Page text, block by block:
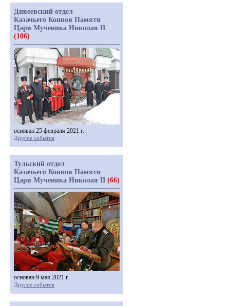
Дивеевский отдел
Казачьего Конвоя Памяти
Царя Мученика Николая II
(106)
основан 25 февраля 2021 г.
Другие события
Тульский отдел
Казачьего Конвоя Памяти
Царя Мученика Николая II (66)
основан 9 мая 2021 г.
Другие события